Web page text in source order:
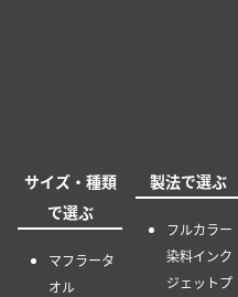
サイズ・種類
で選ぶ
マフラータ
オル
製法で選ぶ
フルカラー
染料インク
ジェットプ